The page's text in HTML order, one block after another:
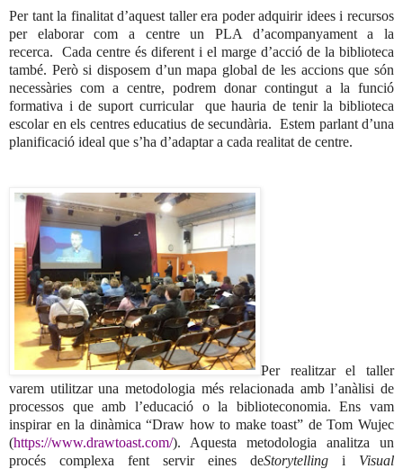
Per tant la finalitat d’aquest taller era poder adquirir idees i recursos
per elaborar com a centre un PLA d’acompanyament a la
recerca. Cada centre és diferent i el marge d’acció de la biblioteca
també. Però si disposem d’un mapa global de les accions que són
necessàries com a centre, podrem donar contingut a la funció
formativa i de suport curricular que hauria de tenir la biblioteca
escolar en els centres educatius de secundària. Estem parlant d’una
planificació ideal que s’ha d’adaptar a cada realitat de centre.
Per realitzar el taller
varem utilitzar una metodologia més relacionada amb l’anàlisi de
processos que amb l’educació o la biblioteconomia. Ens vam
inspirar en la dinàmica “Draw how to make toast” de Tom Wujec
(https://www.drawtoast.com/). Aquesta metodologia analitza un
procés complexa fent servir eines deStorytelling i Visual